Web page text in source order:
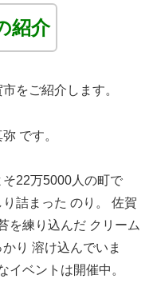
紹介
をご紹介します。
です。
22万5000人の町で
詰まった のり。 佐賀
を練り込んだ クリーム
り 溶け込んでいま
イベントは開催中。